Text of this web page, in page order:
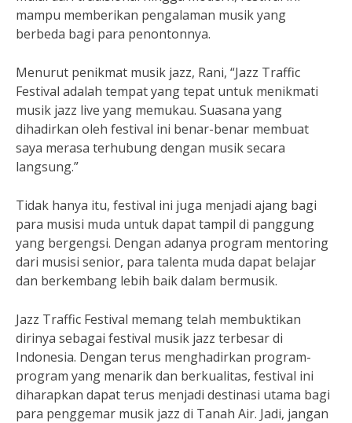
mampu memberikan pengalaman musik yang
berbeda bagi para penontonnya.
Menurut penikmat musik jazz, Rani, “Jazz Traffic
Festival adalah tempat yang tepat untuk menikmati
musik jazz live yang memukau. Suasana yang
dihadirkan oleh festival ini benar-benar membuat
saya merasa terhubung dengan musik secara
langsung.”
Tidak hanya itu, festival ini juga menjadi ajang bagi
para musisi muda untuk dapat tampil di panggung
yang bergengsi. Dengan adanya program mentoring
dari musisi senior, para talenta muda dapat belajar
dan berkembang lebih baik dalam bermusik.
Jazz Traffic Festival memang telah membuktikan
dirinya sebagai festival musik jazz terbesar di
Indonesia. Dengan terus menghadirkan program-
program yang menarik dan berkualitas, festival ini
diharapkan dapat terus menjadi destinasi utama bagi
para penggemar musik jazz di Tanah Air. Jadi, jangan